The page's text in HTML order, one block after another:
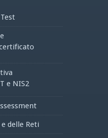
e NIS2
delle Reti